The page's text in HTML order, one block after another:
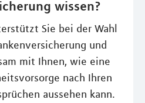
wissen?
Sie bei der Wahl
und
mit Ihnen, wie eine
nach Ihren
aussehen kann.